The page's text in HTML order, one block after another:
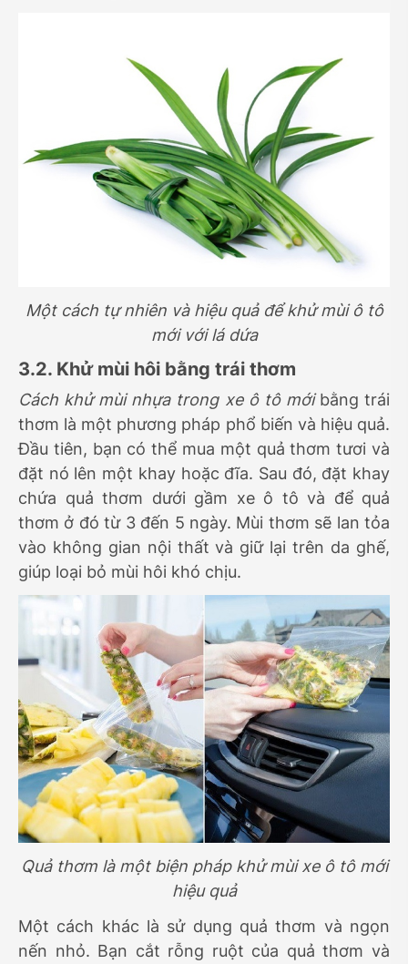
Một cách tự nhiên và hiệu quả để khử mùi ô tô
mới với lá dứa
3.2. Khử mùi hôi bằng trái thơm
Cách khử mùi nhựa trong xe ô tô mớibằng trái
thơm là một phương pháp phổ biến và hiệu quả.
Đầu tiên, bạn có thể mua một quả thơm tươi và
đặt nó lên một khay hoặc đĩa. Sau đó, đặt khay
chứa quả thơm dưới gầm xe ô tô và để quả
thơm ở đó từ 3 đến 5 ngày. Mùi thơm sẽ lan tỏa
vào không gian nội thất và giữ lại trên da ghế,
giúp loại bỏ mùi hôi khó chịu.
Quả thơm là một biện pháp khử mùi xe ô tô mới
hiệu quả
Một cách khác là sử dụng quả thơm và ngọn
nến nhỏ. Bạn cắt rỗng ruột của quả thơm và